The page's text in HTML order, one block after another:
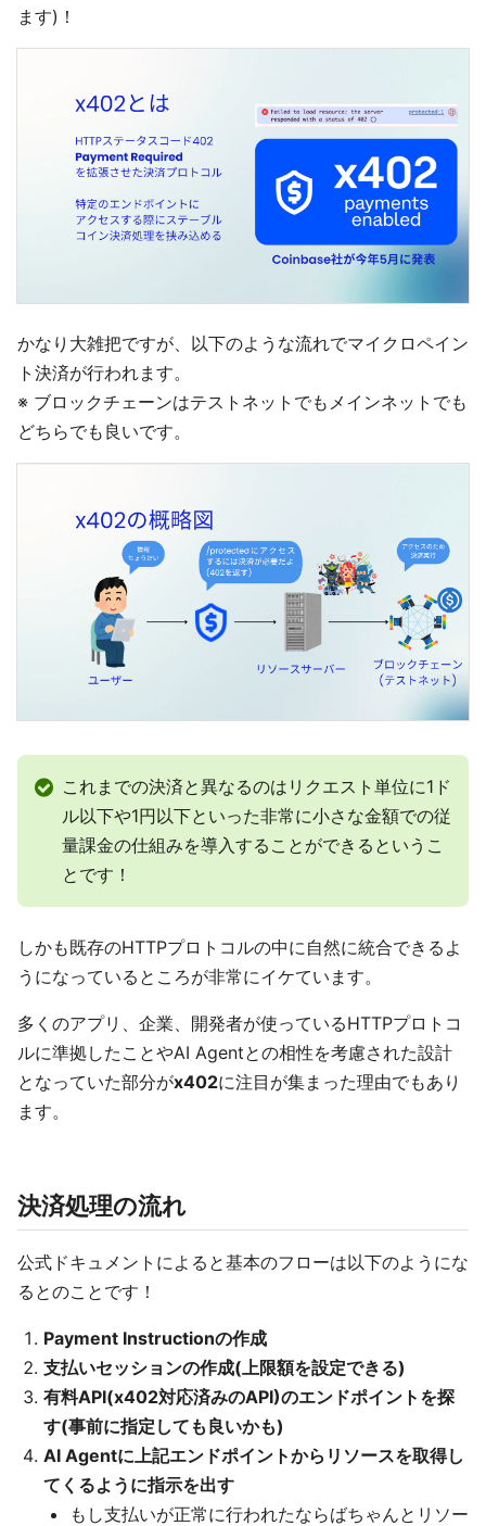
ます)！
かなり大雑把ですが、以下のような流れでマイクロペイン
ト決済が行われます。
※ ブロックチェーンはテストネットでもメインネットでも
どちらでも良いです。
これまでの決済と異なるのはリクエスト単位に1ド
ル以下や1円以下といった非常に小さな金額での従
量課金の仕組みを導入することができるというこ
とです！
しかも既存のHTTPプロトコルの中に自然に統合できるよ
うになっているところが非常にイケています。
多くのアプリ、企業、開発者が使っているHTTPプロトコ
ルに準拠したことやAI Agentとの相性を考慮された設計
となっていた部分がx402に注目が集まった理由でもあり
ます。
決済処理の流れ
公式ドキュメントによると基本のフローは以下のようにな
るとのことです！
Payment Instructionの作成
支払いセッションの作成(上限額を設定できる)
有料API(x402対応済みのAPI)のエンドポイントを探
す(事前に指定しても良いかも)
AI Agentに上記エンドポイントからリソースを取得し
てくるように指示を出す
もし支払いが正常に行われたならばちゃんとリソー